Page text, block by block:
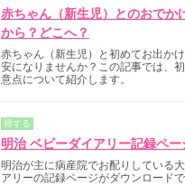
赤ちゃん（新生児）とのおでか
から？どこへ？
赤ちゃん（新生児）と初めてお出か
安になりませんか？この記事では、
意点について紹介します。
得する
明治 ベビーダイアリー記録ペ
明治が主に病産院でお配りしている
アリーの記録ページがダウンロードで